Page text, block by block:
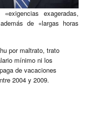
exageradas,
de «largas horas
por maltrato, trato
mínimo ni los
de vacaciones
2004 y 2009.